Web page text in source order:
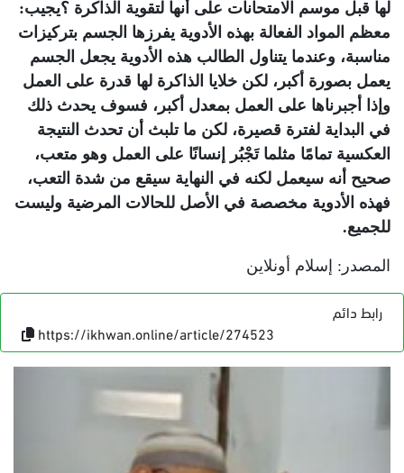
لها قبل موسم الامتحانات على أنها لتقوية الذاكرة ؟يجيب:
معظم المواد الفعالة بهذه الأدوية يفرزها الجسم بتركيزات
مناسبة، وعندما يتناول الطالب هذه الأدوية يجعل الجسم
يعمل بصورة أكبر، لكن خلايا الذاكرة لها قدرة على العمل
وإذا أجبرناها على العمل بمعدل أكبر، فسوف يحدث ذلك
في البداية لفترة قصيرة، لكن ما تلبث أن تحدث النتيجة
العكسية تمامًا مثلما تَجْبُر إنسانًا على العمل وهو متعب،
صحيح أنه سيعمل لكنه في النهاية سيقع من شدة التعب،
فهذه الأدوية مخصصة في الأصل للحالات المرضية وليست
للجميع.
المصدر: إسلام أونلاين
رابط دائم
https://ikhwan.online/article/274523